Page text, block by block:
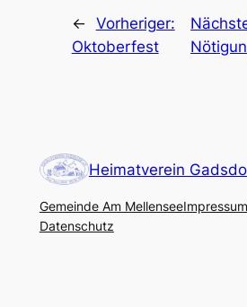
← Vorheriger:
Oktoberfest
Heimatverein
Gemeinde Am MellenseeImpressum
Datenschutz